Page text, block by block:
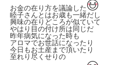
お金の在り方を議論した
睦子さんとはお歳も一緒だし
興味の在りどころが似ていて
やはり目の付け所は同じだ
昨年病気になった時も
アロマでお世話になったり
今日もお土産まで頂いたり
至れり尽くせりの